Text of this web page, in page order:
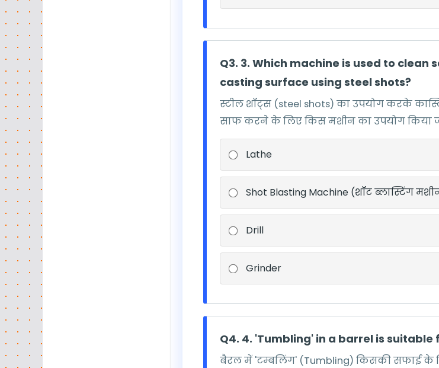
Q3. 3. Which machine is used to clean
casting surface using steel shots?
स्टील शॉट्स (steel shots) का उपयोग करके
साफ करने के लिए किस मशीन का उपयोग किया
Lathe
Shot Blasting Machine (शॉट ब्लास्टिंग
Drill
Grinder
Q4. 4. 'Tumbling' in a barrel is suitable
बैरल में 'टम्बलिंग' (Tumbling) किसकी सफाई के